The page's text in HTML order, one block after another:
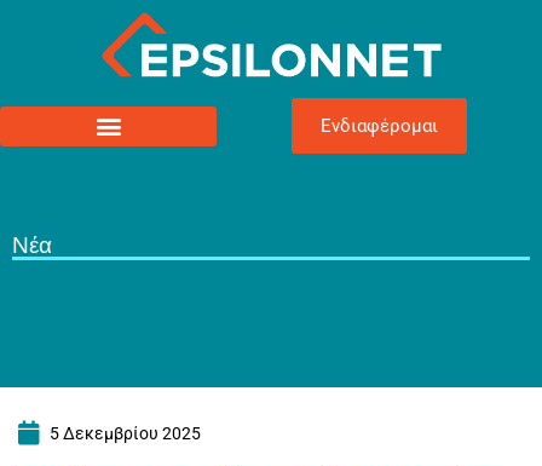
Ενδιαφέρομαι
Νέα
5 Δεκεμβρίου 2025